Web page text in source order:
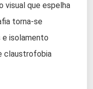
visual que espelha
torna-se
e isolamento
claustrofobia